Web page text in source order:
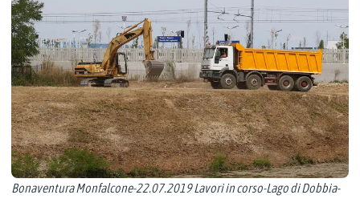
Bonaventura Monfalcone-22.07.2019 Lavori in corso-Lago di Dobbia-